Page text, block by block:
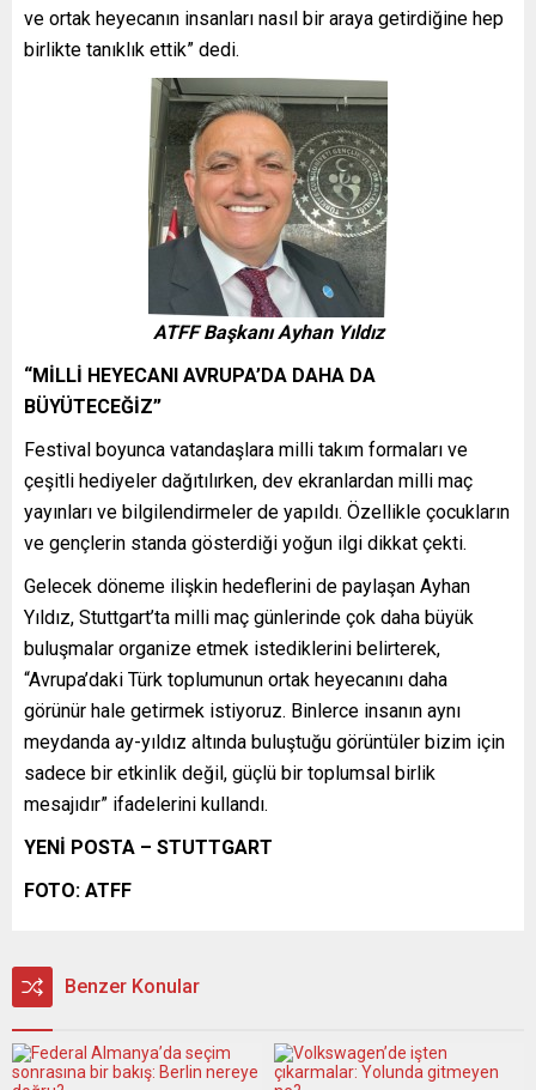
ve ortak heyecanın insanları nasıl bir araya getirdiğine hep
birlikte tanıklık ettik” dedi.
ATFF Başkanı Ayhan Yıldız
“MİLLİ HEYECANI AVRUPA’DA DAHA DA
BÜYÜTECEĞİZ”
Festival boyunca vatandaşlara milli takım formaları ve
çeşitli hediyeler dağıtılırken, dev ekranlardan milli maç
yayınları ve bilgilendirmeler de yapıldı. Özellikle çocukların
ve gençlerin standa gösterdiği yoğun ilgi dikkat çekti.
Gelecek döneme ilişkin hedeflerini de paylaşan Ayhan
Yıldız, Stuttgart’ta milli maç günlerinde çok daha büyük
buluşmalar organize etmek istediklerini belirterek,
“Avrupa’daki Türk toplumunun ortak heyecanını daha
görünür hale getirmek istiyoruz. Binlerce insanın aynı
meydanda ay-yıldız altında buluştuğu görüntüler bizim için
sadece bir etkinlik değil, güçlü bir toplumsal birlik
mesajıdır” ifadelerini kullandı.
YENİ POSTA – STUTTGART
FOTO: ATFF
Benzer Konular